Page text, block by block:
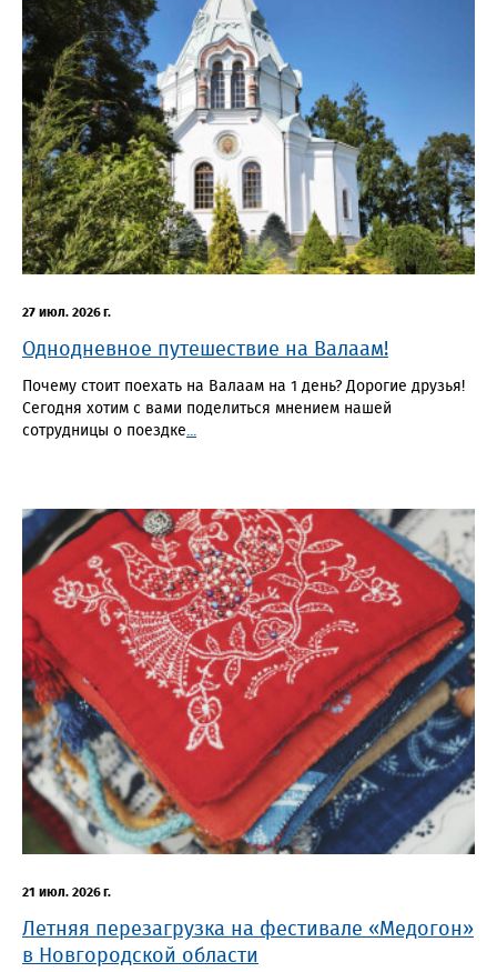
27 июл. 2026 г.
Однодневное путешествие на Валаам!
Почему стоит поехать на Валаам на 1 день? Дорогие друзья!
Сегодня хотим с вами поделиться мнением нашей
сотрудницы о поездке...
21 июл. 2026 г.
Летняя перезагрузка на фестивале «Медогон»
в Новгородской области